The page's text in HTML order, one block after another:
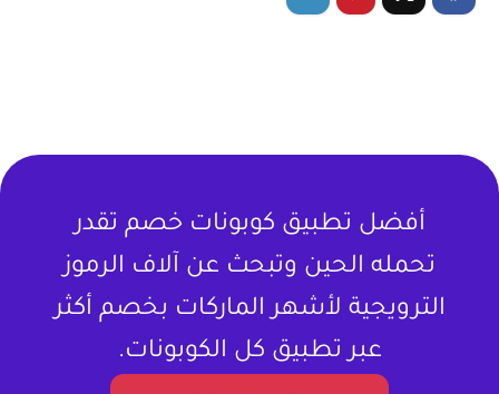
أفضل تطبيق كوبونات خصم تقدر
تحمله الحين وتبحث عن آلاف الرموز
الترويجية لأشهر الماركات بخصم أكثر
عبر تطبيق كل الكوبونات.